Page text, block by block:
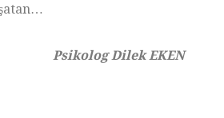
Psikolog Dilek EKEN